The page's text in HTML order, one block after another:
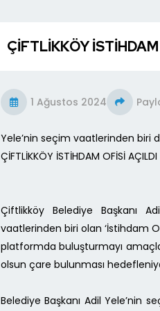
ÇİFTLİKKÖY
1 Ağustos 2024
Yele’nin seçim vaatlerinden biri
ÇİFTLİKKÖY İSTİHDAM OFİSİ AÇILDI
Çiftlikköy Belediye Başkanı
vaatlerinden biri olan ‘İstihdam
platformda buluşturmayı
olsun çare bulunması
Belediye Başkanı Adil Yele’nin